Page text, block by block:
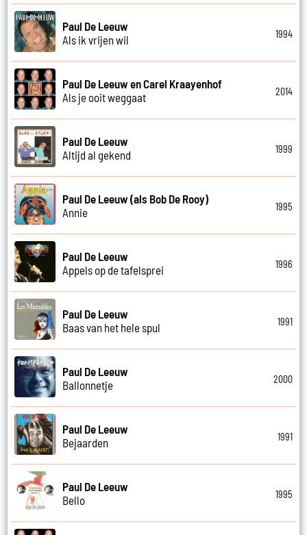
Paul De Leeuw
Als ik vrijen wil
1994
Paul De Leeuw en Carel Kraayenhof
Als je ooit weggaat
2014
Paul De Leeuw
Altijd al gekend
1999
Paul De Leeuw (als Bob De Rooy)
Annie
1995
Paul De Leeuw
Appels op de tafelsprei
1996
Paul De Leeuw
Baas van het hele spul
1991
Paul De Leeuw
Ballonnetje
2000
Paul De Leeuw
Bejaarden
1991
Paul De Leeuw
Bello
1995